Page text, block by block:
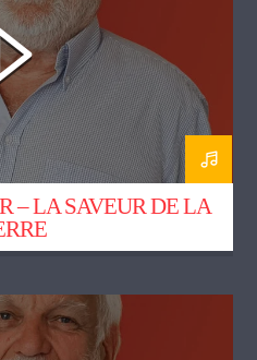
– LA SAVEUR DE LA